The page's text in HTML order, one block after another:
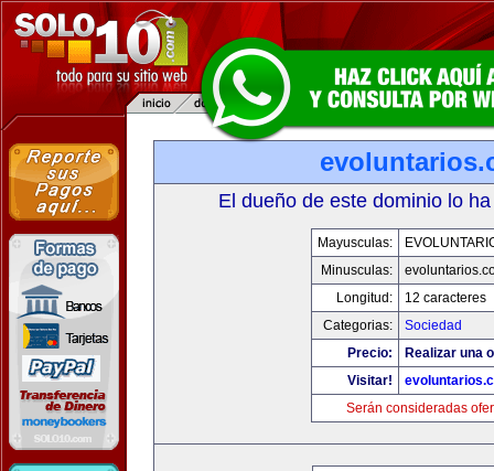
El dueño de este dominio lo
Mayusculas:
Minusculas:
Longitud:
12 caracteres
Categorias:
Sociedad
Precio:
Realizar una
Visitar!
Serán consideradas